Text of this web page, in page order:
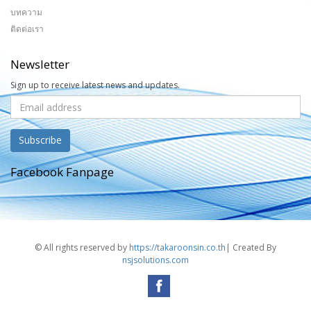
บทความ
ติดต่อเรา
Newsletter
Sign up to receive latest news and updates.
Facebook Fanpage
© All rights reserved by https://takaroonsin.co.th | Created By
nsjsolutions.com